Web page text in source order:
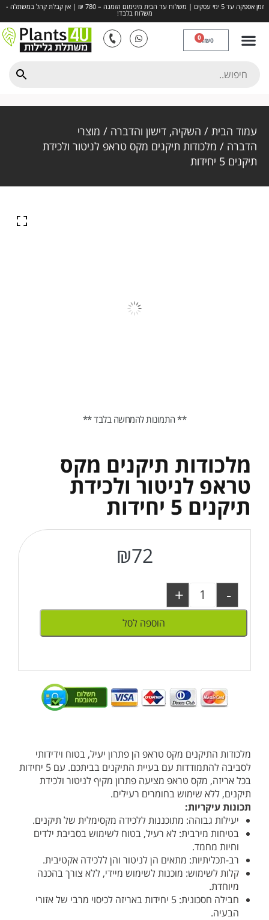
זמן אספקה עד 5 ימי עסקים | משלוח עד הבית מינימום הזמנה – 780 ₪ | אין קבלת קהל במשתלה -
משלוח בלבד!
₪0
0
עמוד הבית / השקיה, דישון והדברה / מוצרי
הדברה / מלכודות תיקנים מקס טראפ לניטור ולכידת
תיקנים 5 יחידות
מלכודות תיקנים מקס
טראפ לניטור ולכידת
תיקנים 5 יחידות
₪72
-
+
הוספה לסל
מלכודות התיקנים מקס טראפ הן פתרון יעיל, בטוח וידידותי
לסביבה להתמודדות עם בעיית התיקנים בביתכם. עם 5 יחידות
בכל אריזה, מקס טראפ מציעה פתרון מקיף לניטור ולכידת
תיקנים, ללא שימוש בחומרים רעילים.
תכונות עיקריות:
יעילות גבוהה: מתוכננות ללכידה מקסימלית של תיקנים.
בטיחות מירבית: לא רעיל, בטוח לשימוש בסביבת ילדים
וחיות מחמד.
רב-תכליתיות: מתאים הן לניטור והן ללכידה אקטיבית.
קלות לשימוש: מוכנות לשימוש מיידי, ללא צורך בהכנה
מיוחדת.
חבילה חסכונית: 5 יחידות באריזה לכיסוי מרבי של אזורי
הבעיה.
** התמונות להמחשה בלבד **